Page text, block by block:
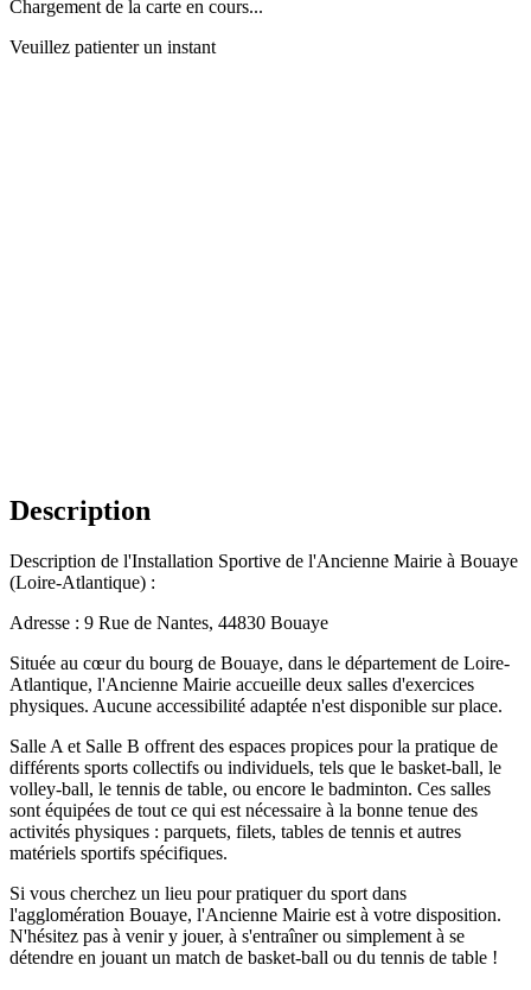
Chargement de la carte en cours...
Veuillez patienter un instant
Description
Description de l'Installation Sportive de l'Ancienne Mairie à Bouaye
(Loire-Atlantique) :
Adresse : 9 Rue de Nantes, 44830 Bouaye
Située au cœur du bourg de Bouaye, dans le département de Loire-
Atlantique, l'Ancienne Mairie accueille deux salles d'exercices
physiques. Aucune accessibilité adaptée n'est disponible sur place.
Salle A et Salle B offrent des espaces propices pour la pratique de
différents sports collectifs ou individuels, tels que le basket-ball, le
volley-ball, le tennis de table, ou encore le badminton. Ces salles
sont équipées de tout ce qui est nécessaire à la bonne tenue des
activités physiques : parquets, filets, tables de tennis et autres
matériels sportifs spécifiques.
Si vous cherchez un lieu pour pratiquer du sport dans
l'agglomération Bouaye, l'Ancienne Mairie est à votre disposition.
N'hésitez pas à venir y jouer, à s'entraîner ou simplement à se
détendre en jouant un match de basket-ball ou du tennis de table !